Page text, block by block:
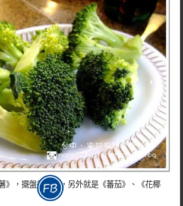
》，擺盤很可愛，另外就是《蕃茄》、《花椰